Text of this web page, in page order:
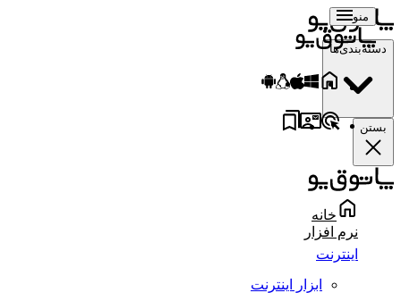
منو
دسته‌بندی‌ها
بستن
خانه
نرم افزار
اینترنت
ابزار اینترنت